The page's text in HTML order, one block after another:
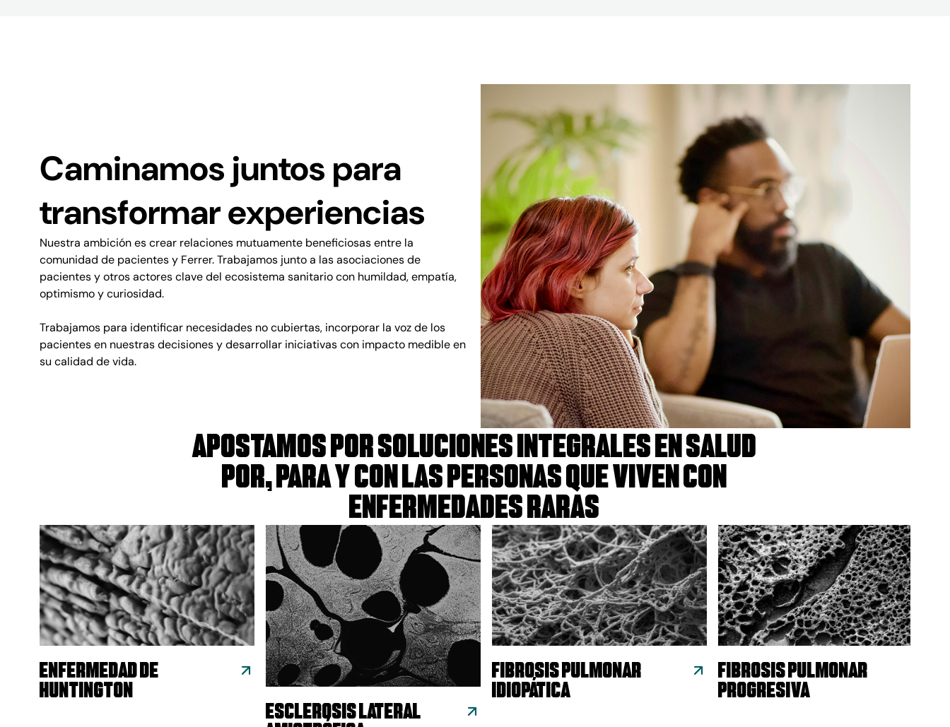
Caminamos juntos para
transformar experiencias
Nuestra ambición es crear relaciones mutuamente beneficiosas entre la
comunidad de pacientes y Ferrer. Trabajamos junto a las asociaciones de
pacientes y otros actores clave del ecosistema sanitario con humildad, empatía,
optimismo y curiosidad.
Trabajamos para identificar necesidades no cubiertas, incorporar la voz de los
pacientes en nuestras decisiones y desarrollar iniciativas con impacto medible en
su calidad de vida.
Apostamos por soluciones integrales en salud
por, para y con las personas que viven con
enfermedades raras
ENFERMEDAD DE
HUNTINGTON
ESCLEROSIS LATERAL
FIBROSIS PULMONAR
IDIOPÁTICA
FIBROSIS PULMONAR
PROGRESIVA